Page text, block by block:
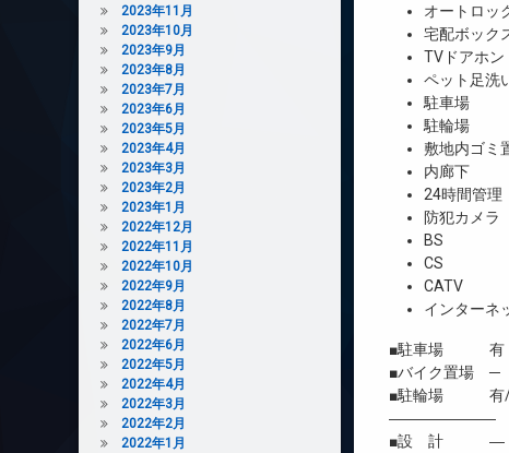
オートロッ
宅配ボック
TVドアホン
ペット足洗
駐車場
駐輪場
敷地内ゴミ
内廊下
24時間管理
防犯カメラ
BS
CS
CATV
インターネ
■駐車場 有（
■バイク置場 ─
■駐輪場 有/
―――――――
■設 計 ―
2023年11月
2023年10月
2023年9月
2023年8月
2023年7月
2023年6月
2023年5月
2023年4月
2023年3月
2023年2月
2023年1月
2022年12月
2022年11月
2022年10月
2022年9月
2022年8月
2022年7月
2022年6月
2022年5月
2022年4月
2022年3月
2022年2月
2022年1月